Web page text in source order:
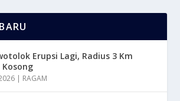
Erupsi Lagi, Radius 3 Km
Kosong
| RAGAM